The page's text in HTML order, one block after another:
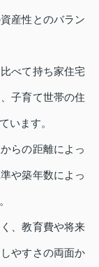
産性とのバラン
べて持ち家住宅
子育て世帯の住
います。
らの距離によっ
や築年数によっ
、教育費や将来
やすさの両面か